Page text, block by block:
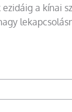
a kínai